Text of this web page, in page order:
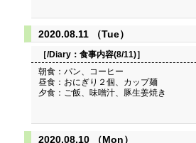
2020.08.11 （Tue）
［/Diary： 食事内容(8/11)］
朝食：パン、コーヒー
昼食：おにぎり２個、カップ麺
夕食：ご飯、味噌汁、豚生姜焼き
2020.08.10 （Mon）